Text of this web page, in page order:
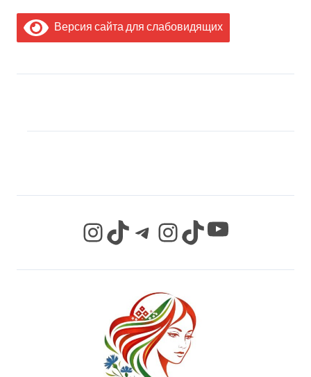
Версия сайта для слабовидящих
InstagramTikTok Telegram InstagramTikTok YouTube